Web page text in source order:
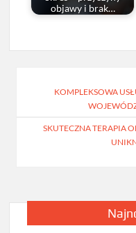
objawy i brak…
wpisuKOMPLEKSOWA
SKUTECZNA TERAPIA